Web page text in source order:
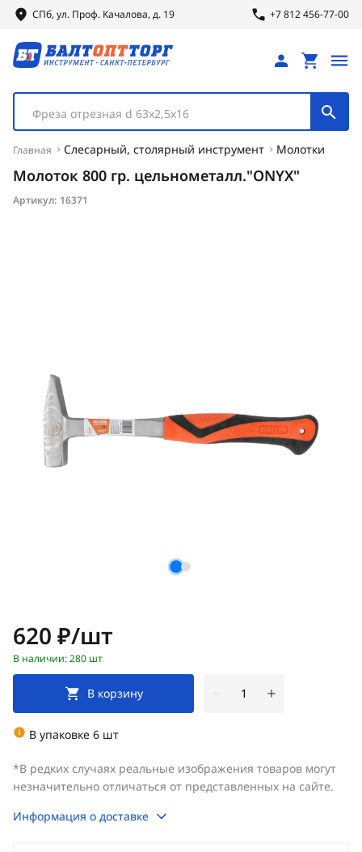
СПб, ул. Проф. Качалова, д. 19 +7 812 456-77-00
Фреза отрезная d 63х2,5х16
Главная Слесарный, столярный инструмент Молотки
Молоток 800 гр. цельнометалл."ONYX"
Артикул: 16371
Цена:
620 ₽/шт
В наличии: 280 шт
В корзину
В упаковке 6 шт
*В редких случаях реальные изображения товаров могут
незначительно отличаться от представленных на сайте.
Информация о доставке